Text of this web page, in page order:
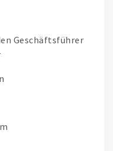
Geschäftsführer